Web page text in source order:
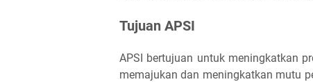
Tujuan APSI
APSI bertujuan untuk meningkatkan
memajukan dan meningkatkan mutu